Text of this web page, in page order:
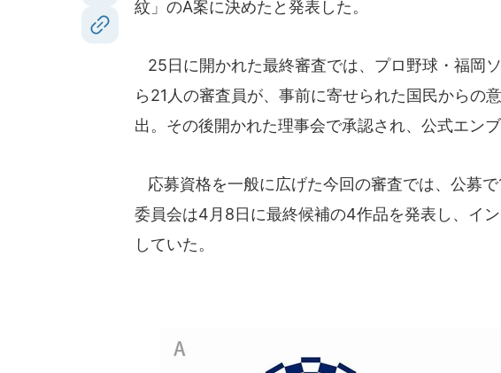
紋」のA案に決めたと発表した。
25日に開かれた最終審査では、プロ野球・福岡
ら21人の審査員が、事前に寄せられた国民からの
出。その後開かれた理事会で承認され、公式エン
応募資格を一般に広げた今回の審査では、公募
委員会は4月8日に最終候補の4作品を発表し、イ
していた。